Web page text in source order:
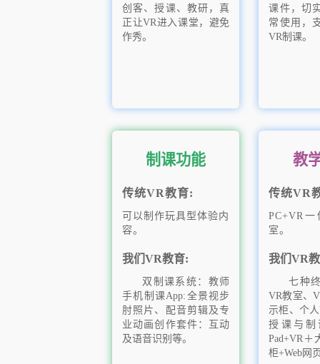
创客、授课、教研，真
正让VR进入课堂，避免
作秀。
课件，切
常使用，
VR制课。
制课功能
传统VR教育:
可以制作玩具型体验内
容。
我们VR教育:
双制课系统：教师
手机制课App:全景视步
肘照片、配音剪辑及专
业动画创作套件：互动
及语音识别等。
教
传统VR
PC+VR
室。
我们VR
七种
VR教室、
示柜、个
授课与制
Pad+VR＋
柜+Web网